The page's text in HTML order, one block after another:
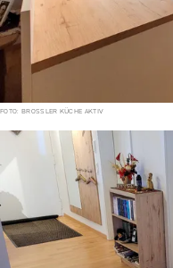
FOTO: BROSSLER KÜCHE AKTIV